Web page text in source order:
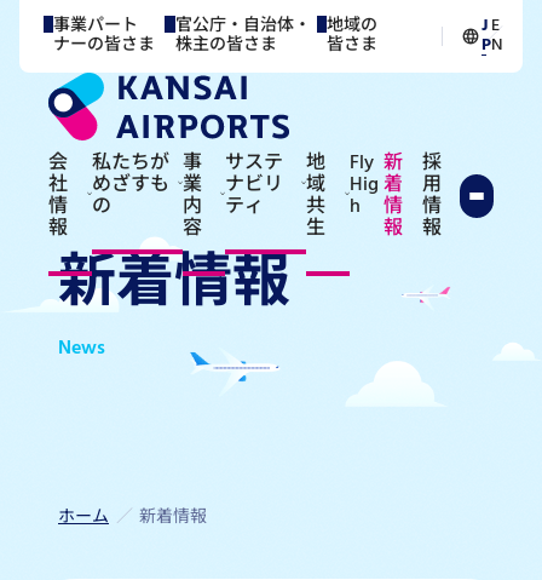
事業パート
ナーの皆さま
官公庁・自治体・
株主の皆さま
地域の
皆さま
J
P／
E
N
会
社
情
報
私たちが
めざすも
の
事
業
内
容
サステ
ナビリ
ティ
地
域
共
生
Fly
Hig
h
新
着
情
報
採
用
情
報
新着情報
News
ホーム 新着情報